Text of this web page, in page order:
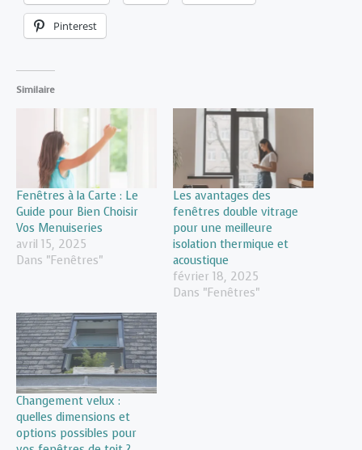
Pinterest
Similaire
Fenêtres à la Carte : Le
Guide pour Bien Choisir
Vos Menuiseries
avril 15, 2025
Dans "Fenêtres"
Les avantages des
fenêtres double vitrage
pour une meilleure
isolation thermique et
acoustique
février 18, 2025
Dans "Fenêtres"
Changement velux :
quelles dimensions et
options possibles pour